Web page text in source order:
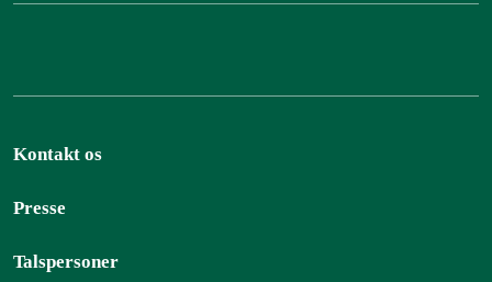
Kontakt os
Presse
Talspersoner